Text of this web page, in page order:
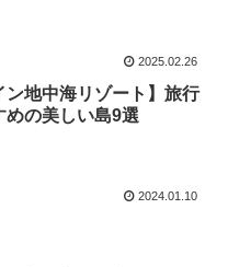
2025.02.26
ン地中海リゾート】旅行
めの美しい島9選
2024.01.10